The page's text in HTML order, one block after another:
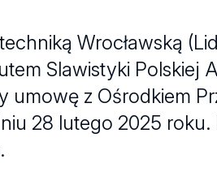
Wrocławską
Slawistyki Polskiej
umowę z Ośrodkiem
28 lutego 2025 roku.